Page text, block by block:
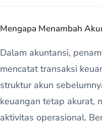
Mengapa Menambah
Dalam akuntansi,
mencatat transaksi
struktur akun
keuangan tetap akurat,
aktivitas operasional.